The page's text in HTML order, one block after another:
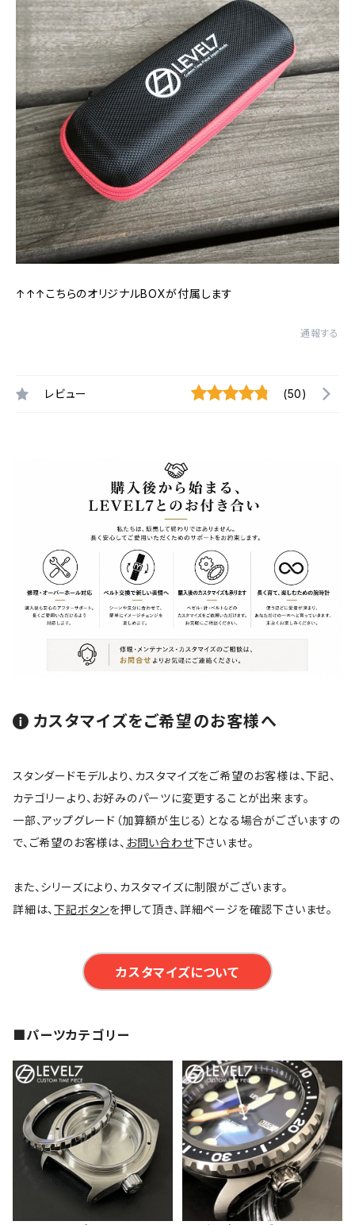
↑↑↑こちらのオリジナルBOXが付属します
通報する
レビュー (50)
カスタマイズをご希望のお客様へ
スタンダードモデルより、カスタマイズをご希望のお客様は、下記、
カテゴリーより、お好みのパーツに変更することが出来ます。
一部、アップグレード（加算額が生じる）となる場合がございますの
で、ご希望のお客様は、 お問い合わせ下さいませ。
また、シリーズにより、カスタマイズに制限がございます。
詳細は、下記ボタンを押して頂き、詳細ページを確認下さいませ。
カスタマイズについて
■パーツカテゴリー